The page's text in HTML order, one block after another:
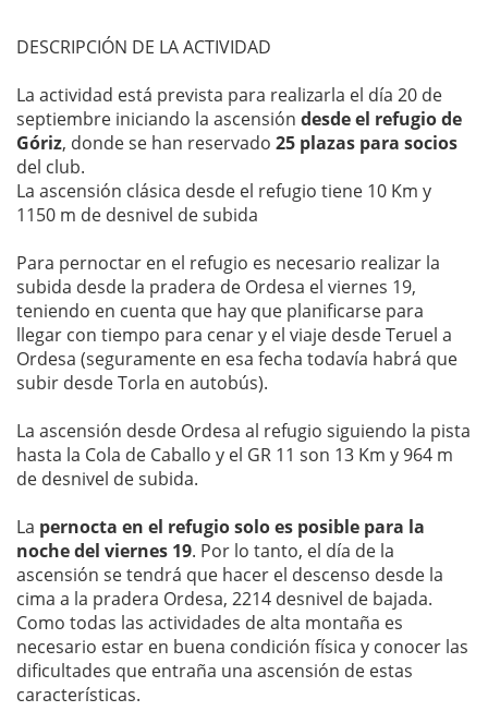
DESCRIPCIÓN DE LA ACTIVIDAD
La actividad está prevista para realizarla el día 20 de
septiembre iniciando la ascensión desde el refugio de
Góriz, donde se han reservado 25 plazas para socios
del club.
La ascensión clásica desde el refugio tiene 10 Km y
1150 m de desnivel de subida
Para pernoctar en el refugio es necesario realizar la
subida desde la pradera de Ordesa el viernes 19,
teniendo en cuenta que hay que planificarse para
llegar con tiempo para cenar y el viaje desde Teruel a
Ordesa (seguramente en esa fecha todavía habrá que
subir desde Torla en autobús).
La ascensión desde Ordesa al refugio siguiendo la pista
hasta la Cola de Caballo y el GR 11 son 13 Km y 964 m
de desnivel de subida.
La pernocta en el refugio solo es posible para la
noche del viernes 19. Por lo tanto, el día de la
ascensión se tendrá que hacer el descenso desde la
cima a la pradera Ordesa, 2214 desnivel de bajada.
Como todas las actividades de alta montaña es
necesario estar en buena condición física y conocer las
dificultades que entraña una ascensión de estas
características.